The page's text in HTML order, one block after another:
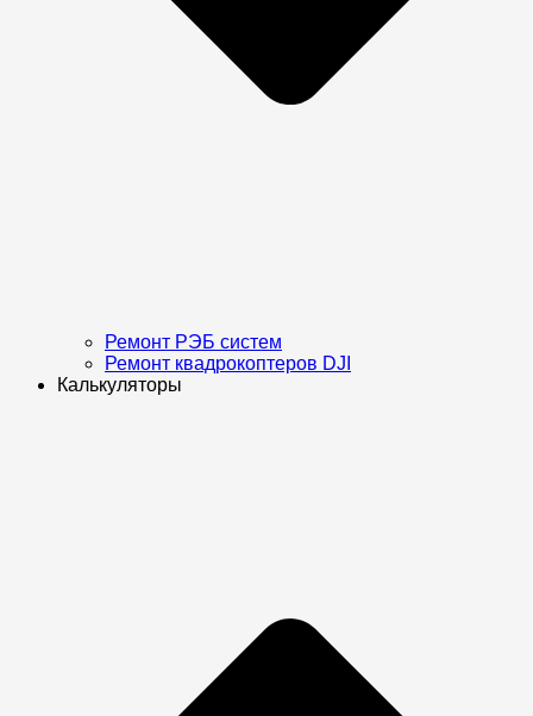
Ремонт РЭБ систем
Ремонт квадрокоптеров DJI
Калькуляторы